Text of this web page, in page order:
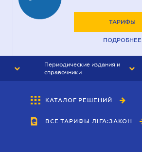
ТАРИФЫ
ПОДРОБНЕЕ
Периодические издания и
справочники
БУХГАЛТЕР&ЗАКОН
ВЕСТНИК МСФО
КАТАЛОГ РЕШЕНИЙ
ВСЕ ТАРИФЫ ЛІГА:ЗАКОН